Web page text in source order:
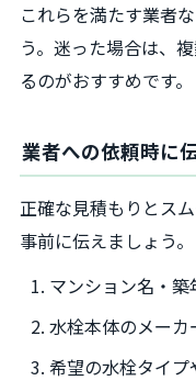
これらを満たす業者
う。迷った場合は、
るのがおすすめです。
業者への依頼時に
正確な見積もりとス
事前に伝えましょう。
マンション名・
水栓本体のメーカ
希望の水栓タイプ